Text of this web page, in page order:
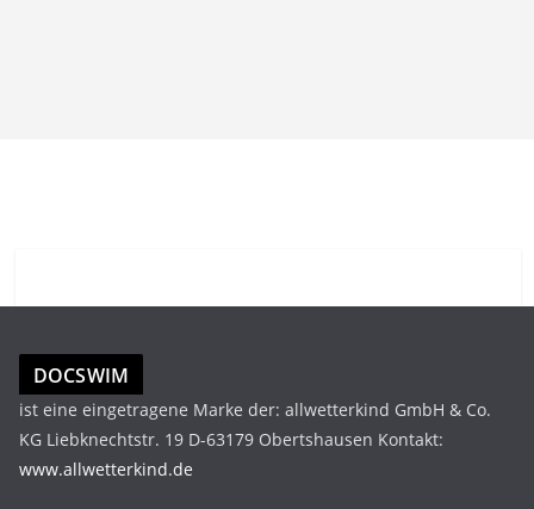
DOCSWIM
ist eine eingetragene Marke der: allwetterkind GmbH & Co.
KG Liebknechtstr. 19 D-63179 Obertshausen Kontakt:
www.allwetterkind.de